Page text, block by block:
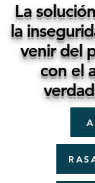
La
la
venir del
con el